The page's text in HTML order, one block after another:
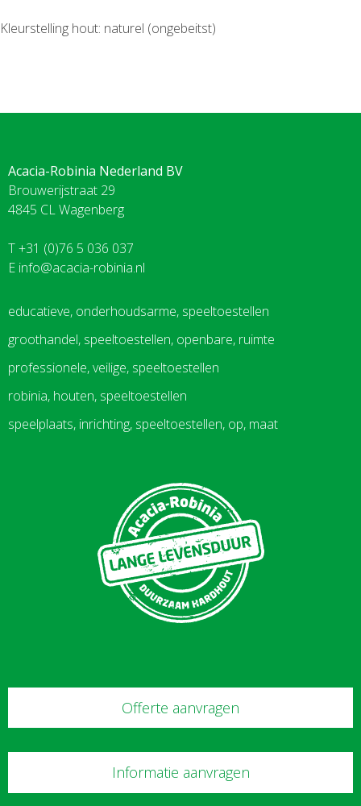
Kleurstelling hout: naturel (ongebeitst)
Acacia-Robinia Nederland BV
Brouwerijstraat 29
4845 CL Wagenberg
T +31 (0)76 5 036 037
E info@acacia-robinia.nl
educatieve, onderhoudsarme, speeltoestellen
groothandel, speeltoestellen, openbare, ruimte
professionele, veilige, speeltoestellen
robinia, houten, speeltoestellen
speelplaats, inrichting, speeltoestellen, op, maat
Offerte aanvragen
Informatie aanvragen